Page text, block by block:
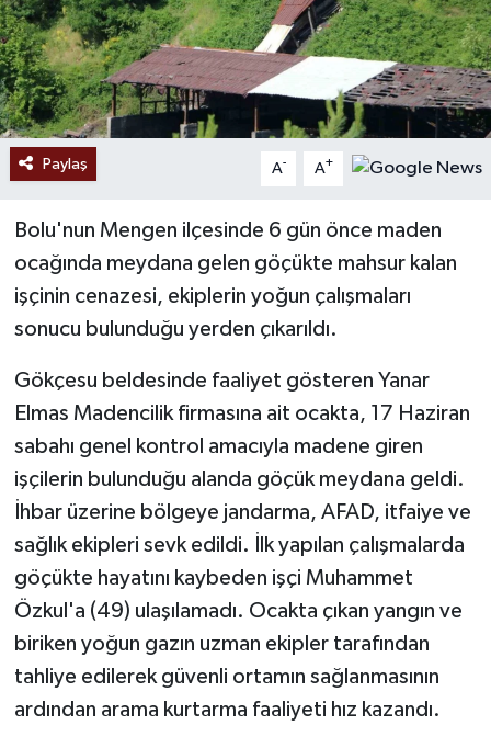
Paylaş A- A+
Bolu'nun Mengen ilçesinde 6 gün önce maden
ocağında meydana gelen göçükte mahsur kalan
işçinin cenazesi, ekiplerin yoğun çalışmaları
sonucu bulunduğu yerden çıkarıldı.
Gökçesu beldesinde faaliyet gösteren Yanar
Elmas Madencilik firmasına ait ocakta, 17 Haziran
sabahı genel kontrol amacıyla madene giren
işçilerin bulunduğu alanda göçük meydana geldi.
İhbar üzerine bölgeye jandarma, AFAD, itfaiye ve
sağlık ekipleri sevk edildi. İlk yapılan çalışmalarda
göçükte hayatını kaybeden işçi Muhammet
Özkul'a (49) ulaşılamadı. Ocakta çıkan yangın ve
biriken yoğun gazın uzman ekipler tarafından
tahliye edilerek güvenli ortamın sağlanmasının
ardından arama kurtarma faaliyeti hız kazandı.